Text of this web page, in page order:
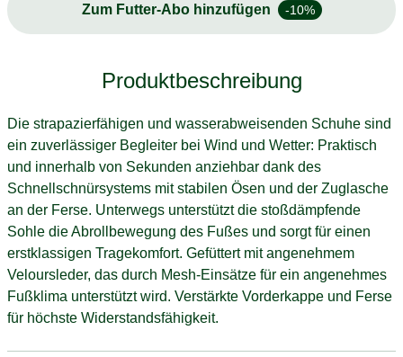
Zum Futter-Abo hinzufügen -10%
Produktbeschreibung
Die strapazierfähigen und wasserabweisenden Schuhe sind
ein zuverlässiger Begleiter bei Wind und Wetter: Praktisch
und innerhalb von Sekunden anziehbar dank des
Schnellschnürsystems mit stabilen Ösen und der Zuglasche
an der Ferse. Unterwegs unterstützt die stoßdämpfende
Sohle die Abrollbewegung des Fußes und sorgt für einen
erstklassigen Tragekomfort. Gefüttert mit angenehmem
Veloursleder, das durch Mesh-Einsätze für ein angenehmes
Fußklima unterstützt wird. Verstärkte Vorderkappe und Ferse
für höchste Widerstandsfähigkeit.